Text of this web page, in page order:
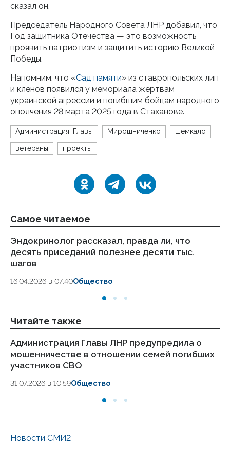
сказал он.
Председатель Народного Совета ЛНР добавил, что
Год защитника Отечества — это возможность
проявить патриотизм и защитить историю Великой
Победы.
Напомним, что «Сад памяти» из ставропольских лип
и кленов появился у мемориала жертвам
украинской агрессии и погибшим бойцам народного
ополчения 28 марта 2025 года в Стаханове.
Администрация_Главы Мирошниченко Цемкало
ветераны проекты
Самое читаемое
Эндокринолог рассказал, правда ли, что
десять приседаний полезнее десяти тыс.
шагов
16.04.2026 в 07:40Общество
Читайте также
Администрация Главы ЛНР предупредила о
мошенничестве в отношении семей погибших
участников СВО
31.07.2026 в 10:59Общество
Новости СМИ2